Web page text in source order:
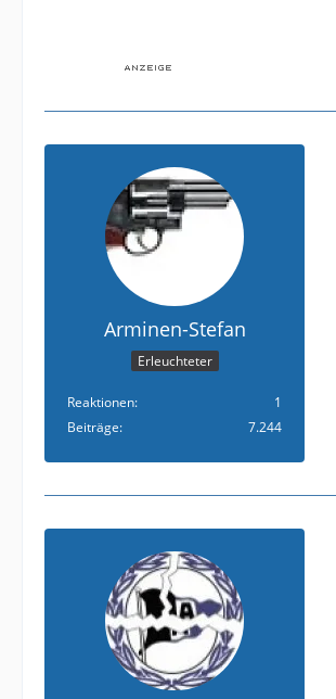
Arminen-Stefan
Erleuchteter
Reaktionen
1
Beiträge
7.244